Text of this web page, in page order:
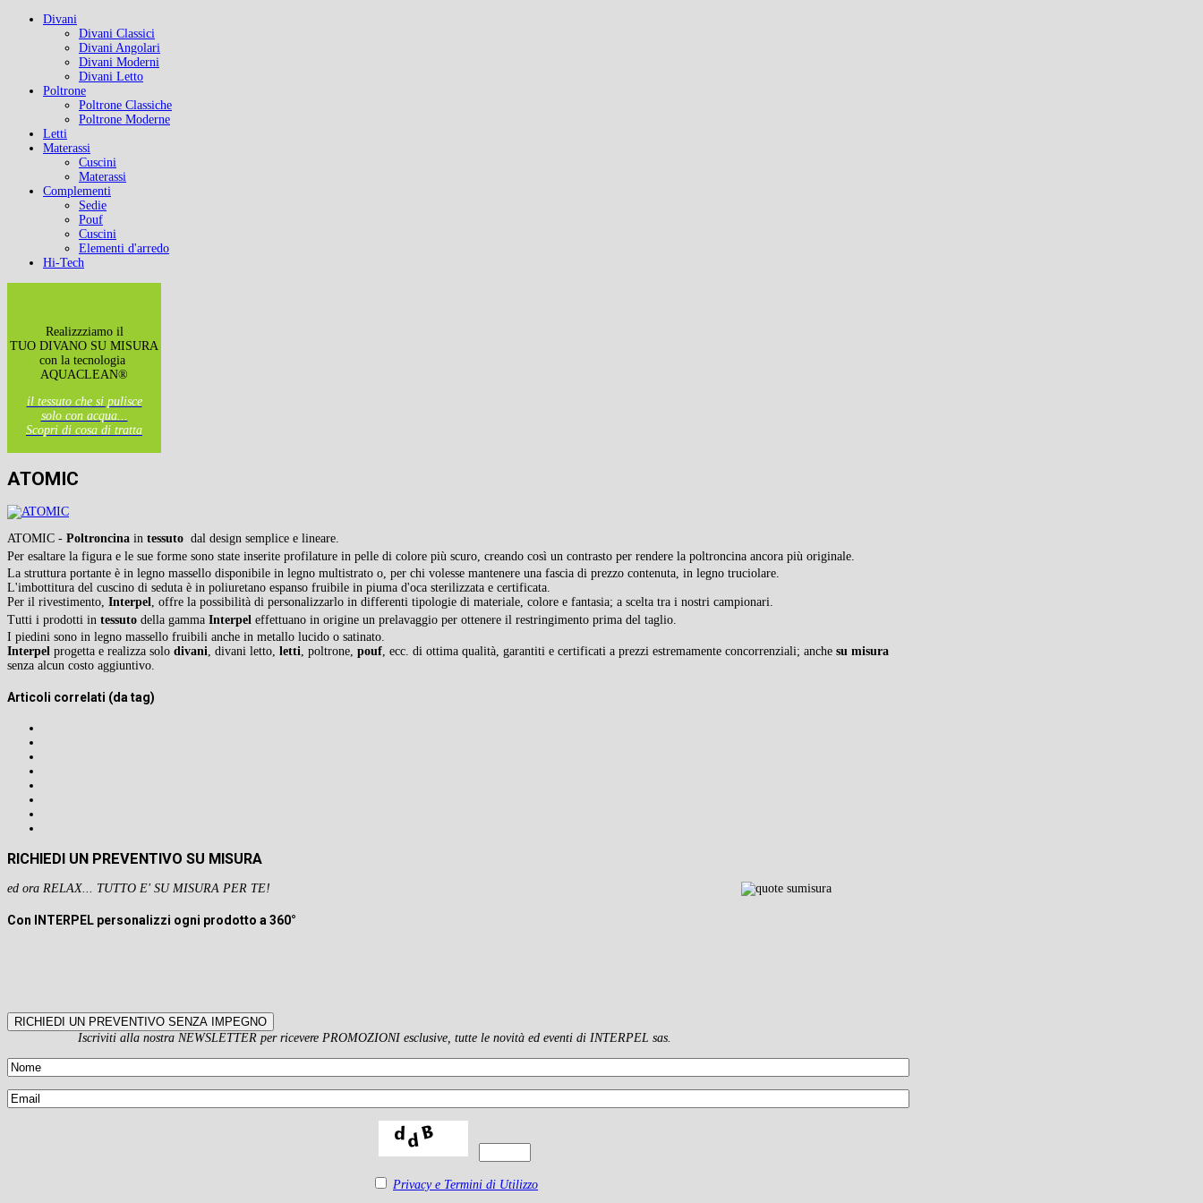
Divani
Divani Classici
Divani Angolari
Divani Moderni
Divani Letto
Poltrone
Poltrone Classiche
Poltrone Moderne
Letti
Materassi
Cuscini
Materassi
Complementi
Sedie
Pouf
Cuscini
Elementi d'arredo
Hi-Tech
Realizzziamo il
TUO DIVANO SU MISURA
con la tecnologia
AQUACLEAN®
il tessuto che si pulisce
solo con acqua...
Scopri di cosa di tratta
ATOMIC
ATOMIC - Poltroncina in tessuto dal design semplice e lineare.
Per esaltare la figura e le sue forme sono state inserite profilature in pelle di colore più scuro, creando così un contrasto per rendere la poltroncina ancora più originale.
La struttura portante è in legno massello disponibile in legno multistrato o, per chi volesse mantenere una fascia di prezzo contenuta, in legno truciolare.
L'imbottitura del cuscino di seduta è in poliuretano espanso fruibile in piuma d'oca sterilizzata e certificata.
Per il rivestimento, Interpel, offre la possibilità di personalizzarlo in differenti tipologie di materiale, colore e fantasia; a scelta tra i nostri campionari.
Tutti i prodotti in tessuto della gamma Interpel effettuano in origine un prelavaggio per ottenere il restringimento prima del taglio.
I piedini sono in legno massello fruibili anche in metallo lucido o satinato.
Interpel progetta e realizza solo divani, divani letto, letti, poltrone, pouf, ecc. di ottima qualità, garantiti e certificati a prezzi estremamente concorrenziali; anche su misura
senza alcun costo aggiuntivo.
Articoli correlati (da tag)
RICHIEDI UN PREVENTIVO SU MISURA
ed ora RELAX... TUTTO E' SU MISURA PER TE!
Con INTERPEL personalizzi ogni prodotto a 360°
RICHIEDI UN PREVENTIVO SENZA IMPEGNO
Iscriviti alla nostra NEWSLETTER per ricevere PROMOZIONI esclusive, tutte le novità ed eventi di INTERPEL sas.
Privacy e Termini di Utilizzo